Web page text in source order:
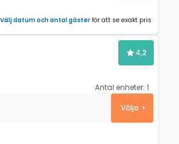
Välj datum och antal gäster för att se exakt pris
4,2
Antal enheter: 1
Välja